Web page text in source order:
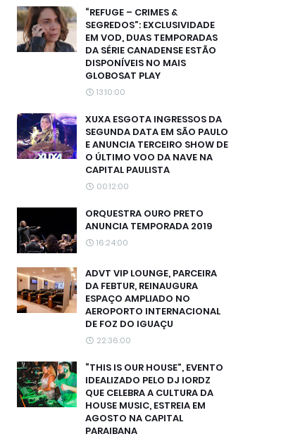
“REFUGE – CRIMES &
SEGREDOS”: EXCLUSIVIDADE
EM VOD, DUAS TEMPORADAS
DA SÉRIE CANADENSE ESTÃO
DISPONÍVEIS NO MAIS
GLOBOSAT PLAY
13:10:00
XUXA ESGOTA INGRESSOS DA
SEGUNDA DATA EM SÃO PAULO
E ANUNCIA TERCEIRO SHOW DE
O ÚLTIMO VOO DA NAVE NA
CAPITAL PAULISTA
00:12:00
ORQUESTRA OURO PRETO
ANUNCIA TEMPORADA 2019
16:24:00
ADVT VIP LOUNGE, PARCEIRA
DA FEBTUR, REINAUGURA
ESPAÇO AMPLIADO NO
AEROPORTO INTERNACIONAL
DE FOZ DO IGUAÇU
22:36:00
“THIS IS OUR HOUSE”, EVENTO
IDEALIZADO PELO DJ IORDZ
QUE CELEBRA A CULTURA DA
HOUSE MUSIC, ESTREIA EM
AGOSTO NA CAPITAL
PARAIBANA